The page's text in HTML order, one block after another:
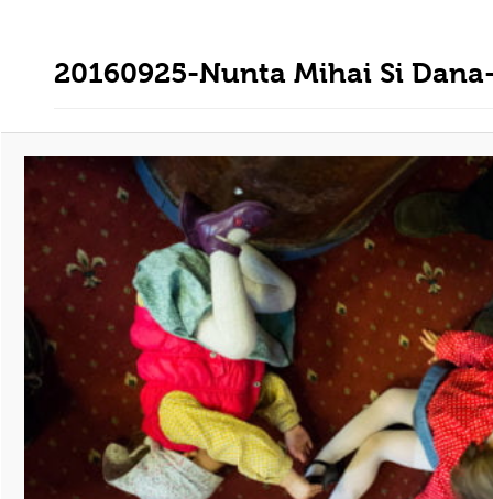
20160925-Nunta Mihai Si